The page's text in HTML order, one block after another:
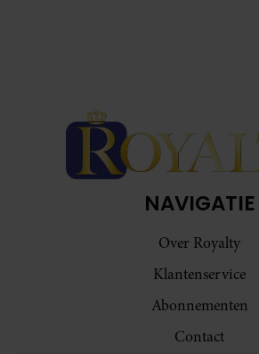
NAVIGATIE
Over Royalty
Klantenservice
Abonnementen
Contact